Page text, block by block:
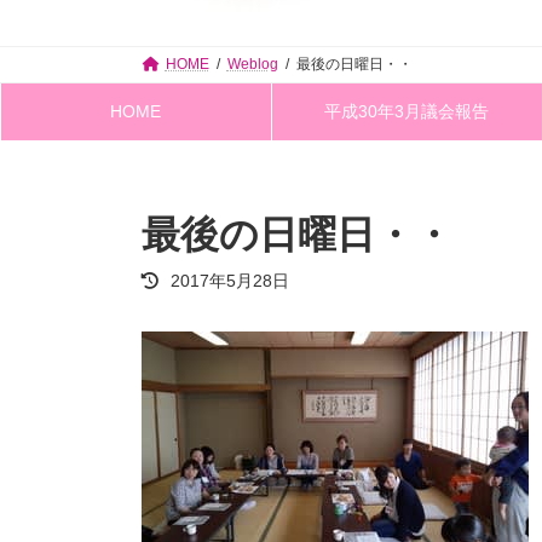
HOME Weblog 最後の日曜日・・
HOME 平成30年3月議会報告
最後の日曜日・・
最
新
時
2017年5月28日